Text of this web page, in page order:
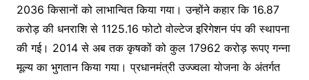
2036 किसानों को लाभान्वित किया गया। उन्होंने कहार कि 16.87
करोड़ की धनराशि से 1125.16 फोटो वोल्टेज इरिगेशन पंप की स्थापना
की गई। 2014 से अब तक कृषकों को कुल 17962 करोड़ रूपए गन्ना
मूल्य का भुगतान किया गया। प्रधानमंत्री उज्ज्वला योजना के अंतर्गत